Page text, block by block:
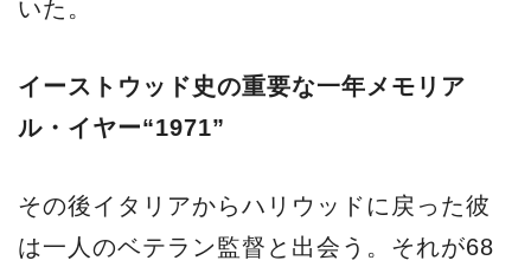
いた。
イーストウッド史の重要な一年メモリア
ル・イヤー“1971”
その後イタリアからハリウッドに戻った彼
は一人のベテラン監督と出会う。それが68